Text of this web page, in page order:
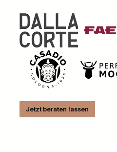
Jetzt beraten lassen